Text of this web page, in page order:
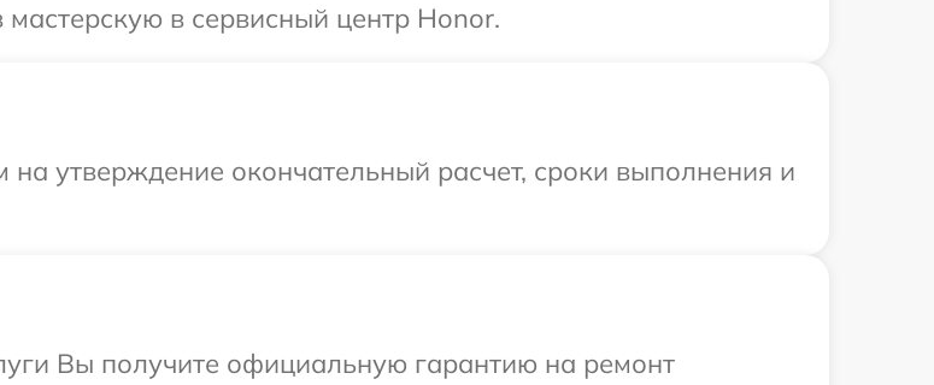
в сервисный центр Honor.
утверждение окончательный расчет, сроки выполнения и
Вы получите официальную гарантию на ремонт